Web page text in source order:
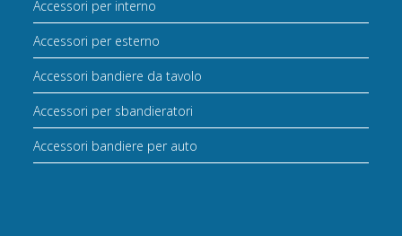
Accessori per interno
Accessori per esterno
Accessori bandiere da tavolo
Accessori per sbandieratori
Accessori bandiere per auto